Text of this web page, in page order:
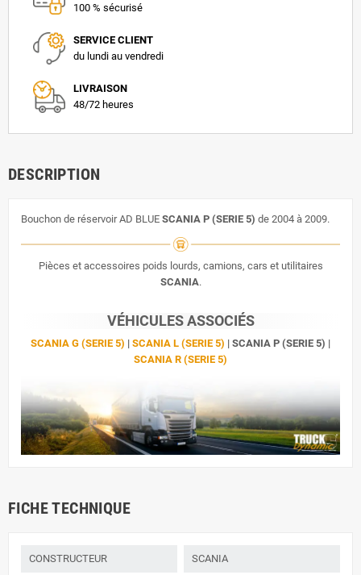
100 % sécurisé
SERVICE CLIENT
du lundi au vendredi
LIVRAISON
48/72 heures
DESCRIPTION
Bouchon de réservoir AD BLUE SCANIA P (SERIE 5) de 2004 à 2009.
Pièces et accessoires poids lourds, camions, cars et utilitaires
SCANIA.
VÉHICULES ASSOCIÉS
SCANIA G (SERIE 5) | SCANIA L (SERIE 5) | SCANIA P (SERIE 5) |
SCANIA R (SERIE 5)
FICHE TECHNIQUE
CONSTRUCTEUR SCANIA